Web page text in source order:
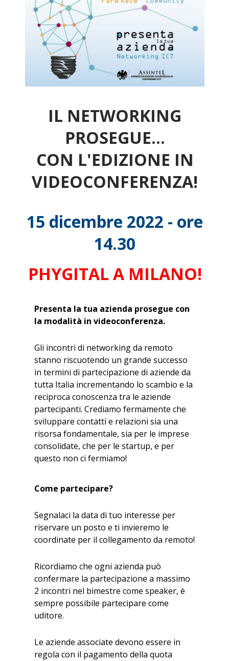
IL NETWORKING
PROSEGUE...
CON L'EDIZIONE IN
VIDEOCONFERENZA!
15 dicembre 2022 - ore
14.30
PHYGITAL A MILANO!
Presenta la tua azienda prosegue con
la modalità in videoconferenza.
Gli incontri di networking da remoto
stanno riscuotendo un grande successo
in termini di partecipazione di aziende da
tutta Italia incrementando lo scambio e la
reciproca conoscenza tra le aziende
partecipanti. Crediamo fermamente che
sviluppare contatti e relazioni sia una
risorsa fondamentale, sia per le imprese
consolidate, che per le startup, e per
questo non ci fermiamo!
Come partecipare?
Segnalaci la data di tuo interesse per
riservare un posto e ti invieremo le
coordinate per il collegamento da remoto!
Ricordiamo che ogni azienda può
confermare la partecipazione a massimo
2 incontri nel bimestre come speaker, è
sempre possibile partecipare come
uditore.
Le aziende associate devono essere in
regola con il pagamento della quota